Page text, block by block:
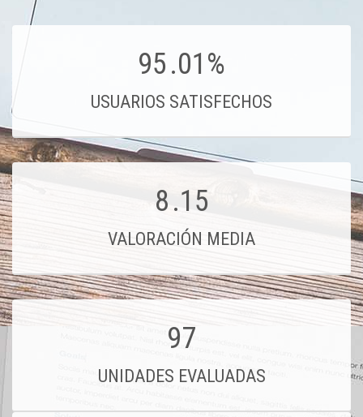
95.01%
USUARIOS SATISFECHOS
8.15
VALORACIÓN MEDIA
97
UNIDADES EVALUADAS